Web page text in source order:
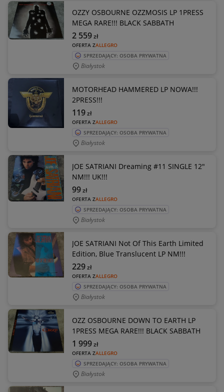
OZZY OSBOURNE OZZMOSIS LP 1PRESS
MEGA RARE!!! BLACK SABBATH
OFERTA ZALLEGRO
2 559zł
SPRZEDAJĄCY: OSOBA PRYWATNA
Białystok
MOTORHEAD HAMMERED LP NOWA!!!
2PRESS!!!
OFERTA ZALLEGRO
119zł
SPRZEDAJĄCY: OSOBA PRYWATNA
Białystok
JOE SATRIANI Dreaming #11 SINGLE 12"
NM!!! UK!!!
OFERTA ZALLEGRO
99zł
SPRZEDAJĄCY: OSOBA PRYWATNA
Białystok
JOE SATRIANI Not Of This Earth Limited
Edition, Blue Translucent LP NM!!!
OFERTA ZALLEGRO
229zł
SPRZEDAJĄCY: OSOBA PRYWATNA
Białystok
OZZ OSBOURNE DOWN TO EARTH LP
1PRESS MEGA RARE!!! BLACK SABBATH
OFERTA ZALLEGRO
1 999zł
SPRZEDAJĄCY: OSOBA PRYWATNA
Białystok